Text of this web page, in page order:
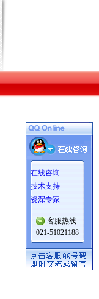
在线咨询
技术支持
资深专家
客服热线
021-51021188